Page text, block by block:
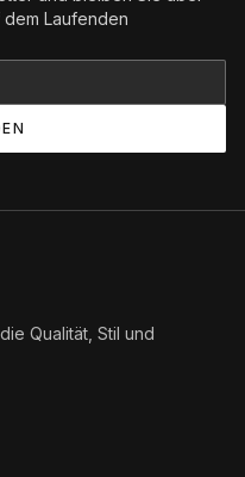
Laufenden
Qualität, Stil und